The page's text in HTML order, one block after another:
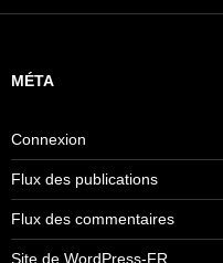
MÉTA
Connexion
Flux des publications
Flux des commentaires
Site de WordPress-FR